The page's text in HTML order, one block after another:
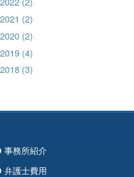
2021 (2)
2020 (2)
2019 (4)
2018 (3)
事務所紹介
弁護士費用